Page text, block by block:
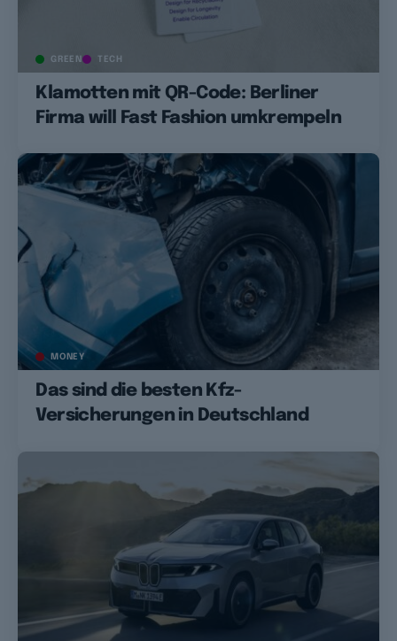
GREEN TECH
Klamotten mit QR-Code: Berliner
Firma will Fast Fashion umkrempeln
MONEY
Das sind die besten Kfz-
Versicherungen in Deutschland